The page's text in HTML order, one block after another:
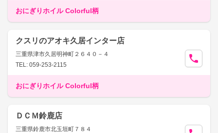
おにぎりホイル Colorful柄
クスリのアオキ久居インター店
三重県津市久居明神町２６４０－４
TEL: 059-253-2115
おにぎりホイル Colorful柄
ＤＣＭ鈴鹿店
三重県鈴鹿市北玉垣町７８４